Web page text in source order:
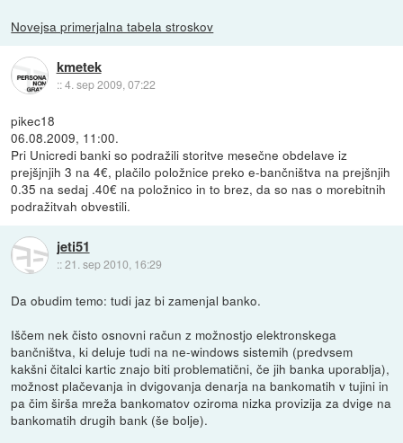
Novejsa primerjalna tabela stroskov
kmetek
::4. sep 2009, 07:22
pikec18
06.08.2009, 11:00.
Pri Unicredi banki so podražili storitve mesečne obdelave iz
prejšjnjih 3 na 4€, plačilo položnice preko e-bančništva na prejšnjih
0.35 na sedaj .40€ na položnico in to brez, da so nas o morebitnih
podražitvah obvestili.
jeti51
::21. sep 2010, 16:29
Da obudim temo: tudi jaz bi zamenjal banko.
Iščem nek čisto osnovni račun z možnostjo elektronskega
bančništva, ki deluje tudi na ne-windows sistemih (predvsem
kakšni čitalci kartic znajo biti problematični, če jih banka uporablja),
možnost plačevanja in dvigovanja denarja na bankomatih v tujini in
pa čim širša mreža bankomatov oziroma nizka provizija za dvige na
bankomatih drugih bank (še bolje).